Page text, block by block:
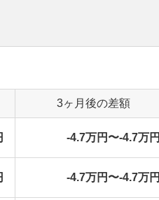
3ヶ月後の差額
-4.7万円〜-4.7万円
-4.7万円〜-4.7万円